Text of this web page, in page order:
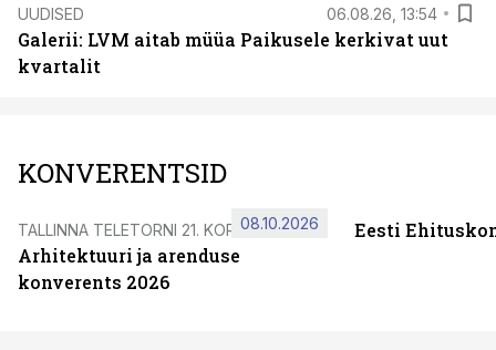
UUDISED 06.08.26, 13:54
Galerii: LVM aitab müüa Paikusele kerkivat uut
kvartalit
KONVERENTSID
TALLINNA TELETORNI 21. KORRUSEL
Arhitektuuri ja arenduse
konverents 2026
08.10.2026 Eesti